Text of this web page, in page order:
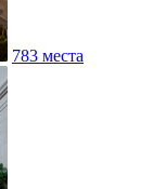
783 места